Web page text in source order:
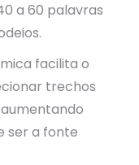
a 60 palavras
facilita o
trechos
ser a fonte